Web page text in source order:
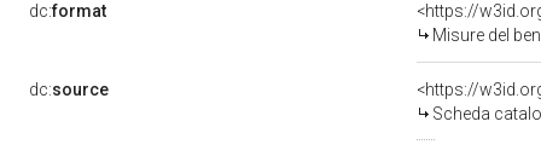
dc:format
<https://
Misure del
dc:source
<https://
Scheda